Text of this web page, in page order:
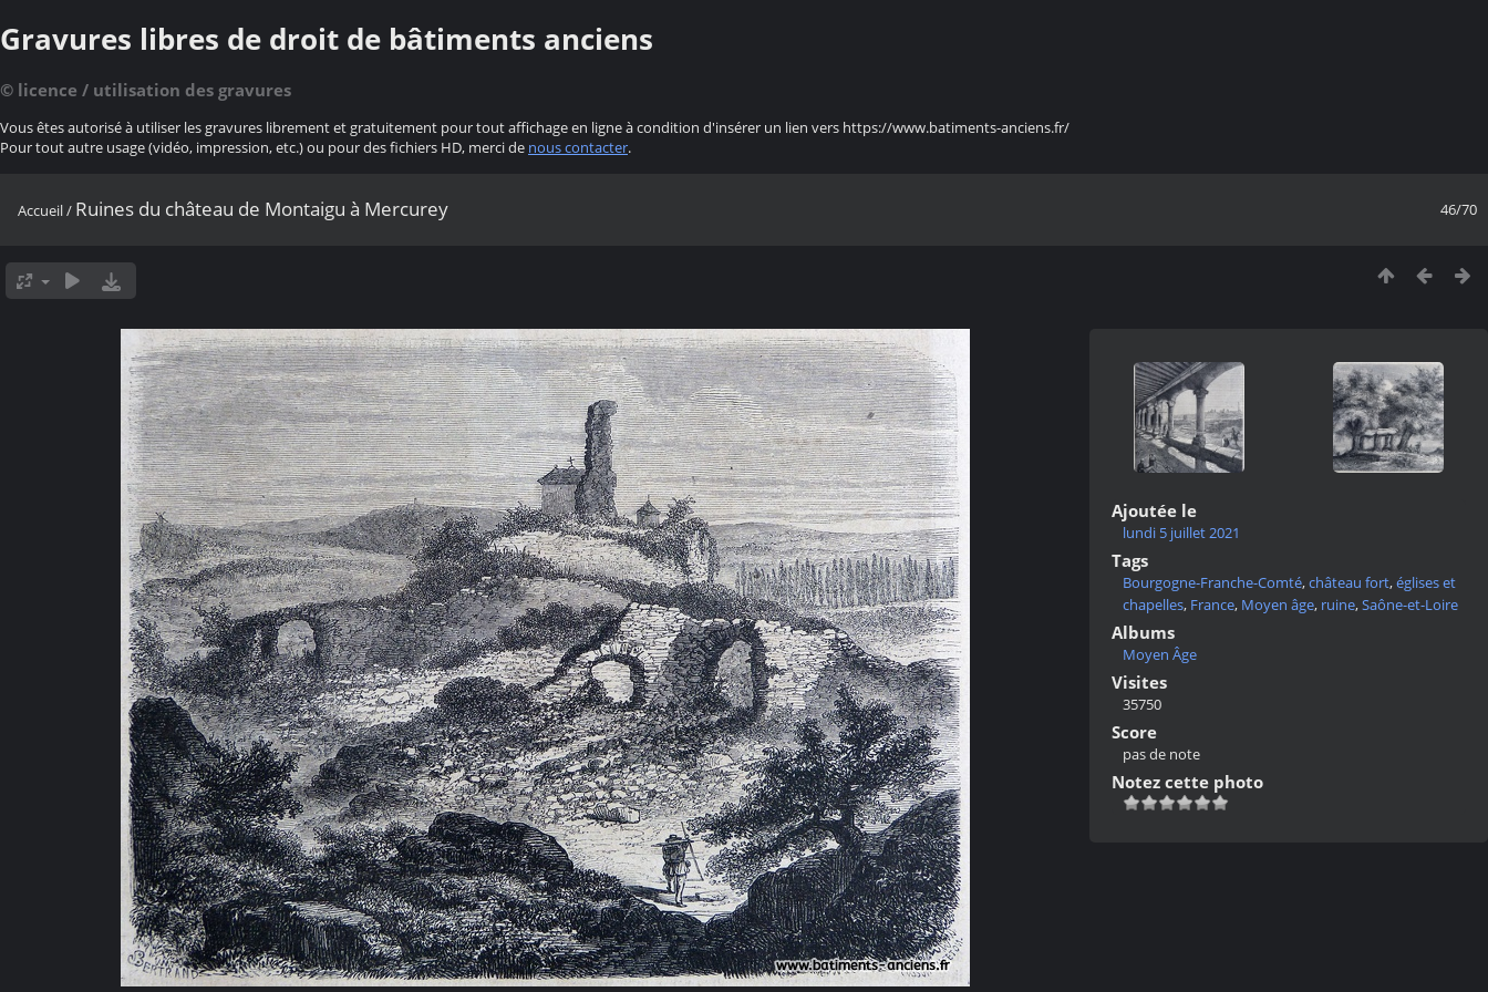
Gravures libres de droit de bâtiments anciens
© licence / utilisation des gravures
Vous êtes autorisé à utiliser les gravures librement et gratuitement pour tout affichage en ligne à condition d'insérer un lien vers https://www.batiments-anciens.fr/
Pour tout autre usage (vidéo, impression, etc.) ou pour des fichiers HD, merci de nous contacter.
46/70
Accueil/ Ruines du château de Montaigu à Mercurey
Ajoutée le
lundi 5 juillet 2021
Tags
Bourgogne-Franche-Comté,château fort,églises et
chapelles, France, Moyen âge, ruine,Saône-et-Loire
Albums
Moyen Âge
Visites
35750
Score
pas de note
Notez cette photo